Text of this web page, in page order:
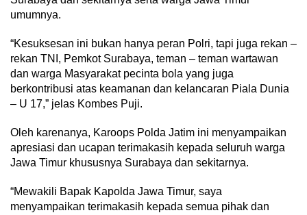
umumnya.
“Kesuksesan ini bukan hanya peran Polri, tapi juga rekan –
rekan TNI, Pemkot Surabaya, teman – teman wartawan
dan warga Masyarakat pecinta bola yang juga
berkontribusi atas keamanan dan kelancaran Piala Dunia
– U 17,” jelas Kombes Puji.
Oleh karenanya, Karoops Polda Jatim ini menyampaikan
apresiasi dan ucapan terimakasih kepada seluruh warga
Jawa Timur khususnya Surabaya dan sekitarnya.
“Mewakili Bapak Kapolda Jawa Timur, saya
menyampaikan terimakasih kepada semua pihak dan